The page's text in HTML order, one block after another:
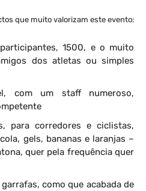
que muito valorizam este evento:
1500, e o muito
dos atletas ou simples
com um staff numeroso,
para corredores e ciclistas,
gels, bananas e laranjas –
quer pela frequência quer
como que acabada de